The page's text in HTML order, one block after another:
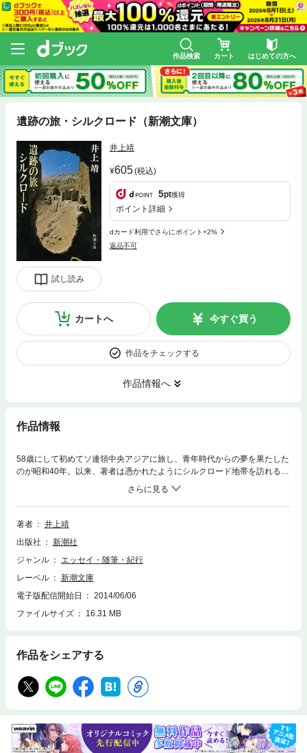
作品検索 カート はじめての方へ
遺跡の旅・シルクロード（新潮文庫）
試し読み
井上靖
605(税込)
5pt獲得
ポイント詳細
dカード利用でさらにポイント+2%
返品不可
カートへ 今すぐ買う
作品をチェックする
作品情報へ
作品情報
58歳にして初めてソ連領中央アジアに旅し、青年時代からの夢を果たした
のが昭和40年。以来、著者は憑かれたようにシルクロード地帯を訪れる。
53年、名作『敦煌』を発表してから20年を経てその舞台に立つ。55年、
ヘディン、スタイン以後、外国人として初めて西域南道に足を踏みいれ
る。——本書は、〈絹の道〉の栄光の歴史のあとを経巡った15年間の旅の
記録である。写真多数。
著者
井上靖
出版社
新潮社
ジャンル
エッセイ・随筆・紀行
レーベル
新潮文庫
電子版配信開始日
2014/06/06
ファイルサイズ
16.31 MB
作品をシェアする